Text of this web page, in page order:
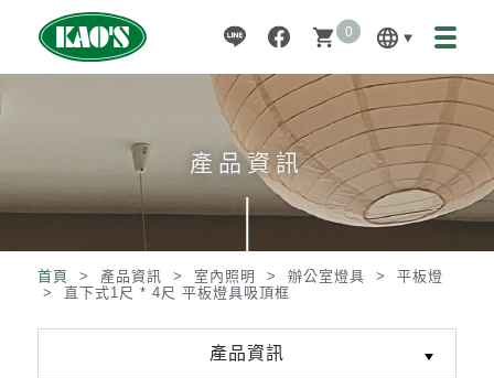
language
shopping_cart 0
產品資訊
首頁 > 產品資訊 > 室內照明 > 辦公室燈具 > 平板燈
> 直下式1尺 * 4尺 平板燈具吸頂框
產品資訊